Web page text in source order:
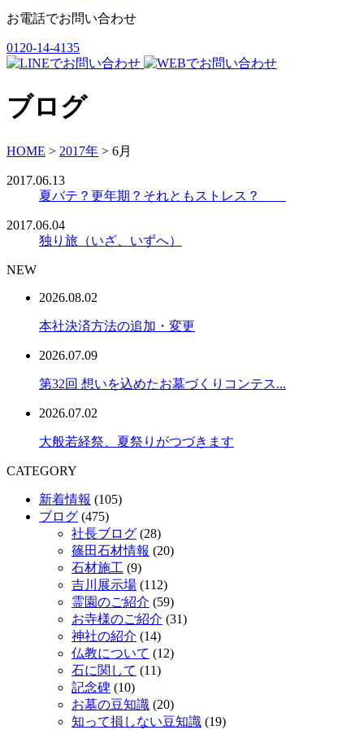
お電話でお問い合わせ
0120-14-4135
ブログ
HOME > 2017年 > 6月
2017.06.13
夏バテ？更年期？それともストレス？
2017.06.04
独り旅（いざ、いずへ）
NEW
2026.08.02
本社決済方法の追加・変更
2026.07.09
第32回 想いを込めたお墓づくりコンテス...
2026.07.02
大般若経祭、夏祭りがつづきます
CATEGORY
新着情報 (105)
ブログ (475)
社長ブログ (28)
篠田石材情報 (20)
石材施工 (9)
吉川展示場 (112)
霊園のご紹介 (59)
お寺様のご紹介 (31)
神社の紹介 (14)
仏教について (12)
石に関して (11)
記念碑 (10)
お墓の豆知識 (20)
知って損しない豆知識 (19)